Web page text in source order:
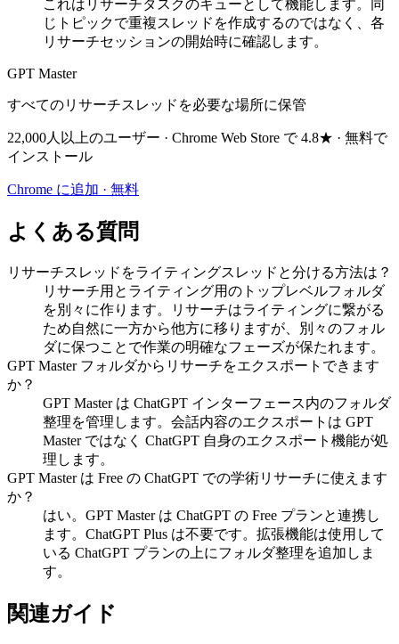
これはリサーチタスクのキューとして機能します。同
じトピックで重複スレッドを作成するのではなく、各
リサーチセッションの開始時に確認します。
GPT Master
すべてのリサーチスレッドを必要な場所に保管
22,000人以上のユーザー · Chrome Web Store で 4.8★ · 無料で
インストール
Chrome に追加 · 無料
よくある質問
リサーチスレッドをライティングスレッドと分ける方法は？
リサーチ用とライティング用のトップレベルフォルダ
を別々に作ります。リサーチはライティングに繋がる
ため自然に一方から他方に移りますが、別々のフォル
ダに保つことで作業の明確なフェーズが保たれます。
GPT Master フォルダからリサーチをエクスポートできます
か？
GPT Master は ChatGPT インターフェース内のフォルダ
整理を管理します。会話内容のエクスポートは GPT
Master ではなく ChatGPT 自身のエクスポート機能が処
理します。
GPT Master は Free の ChatGPT での学術リサーチに使えます
か？
はい。GPT Master は ChatGPT の Free プランと連携し
ます。ChatGPT Plus は不要です。拡張機能は使用して
いる ChatGPT プランの上にフォルダ整理を追加しま
す。
関連ガイド